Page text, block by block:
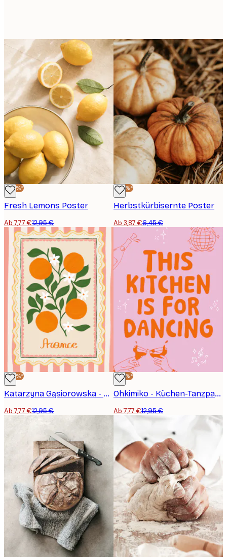
-40%*
Fresh Lemons Poster
Ab 7,77 €12,95 €
-40%*
Herbstkürbisernte Poster
Ab 3,87 €6,45 €
-40%*
Katarzyna Gąsiorowska - Orangenblüte Rahmen Poster
Ab 7,77 €12,95 €
-40%*
Ohkimiko - Küchen-Tanzparty Poster
Ab 7,77 €12,95 €